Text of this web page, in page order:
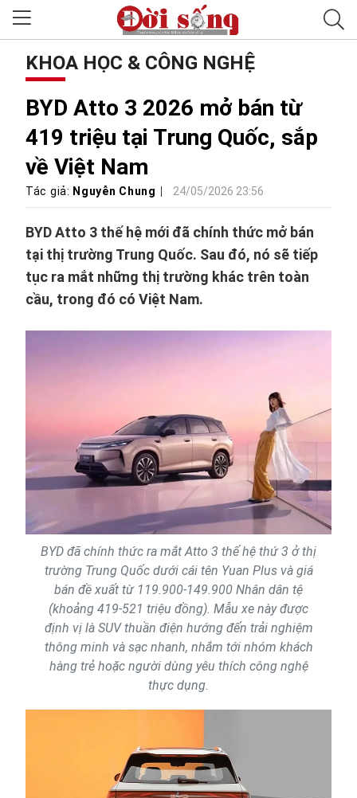
KHOA HỌC & CÔNG NGHỆ
BYD Atto 3 2026 mở bán từ
419 triệu tại Trung Quốc, sắp
về Việt Nam
Tác giả: Nguyễn Chung 24/05/2026 23:56
BYD Atto 3 thế hệ mới đã chính thức mở bán
tại thị trường Trung Quốc. Sau đó, nó sẽ tiếp
tục ra mắt những thị trường khác trên toàn
cầu, trong đó có Việt Nam.
BYD đã chính thức ra mắt Atto 3 thế hệ thứ 3 ở thị
trường Trung Quốc dưới cái tên Yuan Plus và giá
bán đề xuất từ 119.900-149.900 Nhân dân tệ
(khoảng 419-521 triệu đồng). Mẫu xe này được
định vị là SUV thuần điện hướng đến trải nghiệm
thông minh và sạc nhanh, nhắm tới nhóm khách
hàng trẻ hoặc người dùng yêu thích công nghệ
thực dụng.